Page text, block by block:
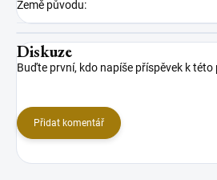
Země původu:
Diskuze
Buďte první, kdo napíše příspěvek k této
Přidat komentář